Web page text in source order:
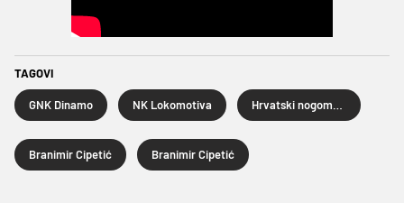
TAGOVI
GNK Dinamo NK Lokomotiva
Branimir Cipetić Branimir Cipetić